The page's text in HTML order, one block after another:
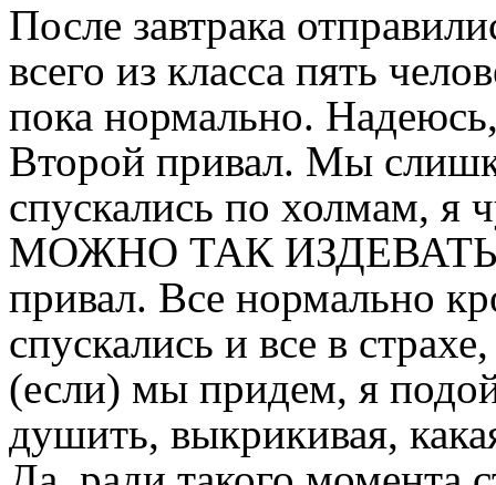
После завтрака
всего из класса пять
пока нормально.
Второй привал. Мы
спускались по холмам,
МОЖНО ТАК
привал. Все нормально
спускались и все в
(если) мы придем, я
душить, выкрикивая,